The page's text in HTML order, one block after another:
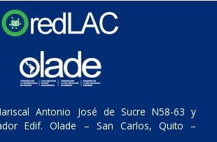
Antonio José de Sucre N58-63 y
Edif. Olade – San Carlos, Quito –